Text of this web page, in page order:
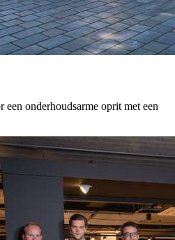
een onderhoudsarme oprit met een